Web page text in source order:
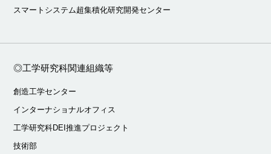
スマートシステム超集積化研究開発センター
◎工学研究科関連組織等
創造工学センター
インターナショナルオフィス
工学研究科DEI推進プロジェクト
技術部